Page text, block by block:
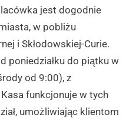
jest dogodnie
w pobliżu
i Skłodowskiej-Curie.
poniedziałku do piątku w
od 9:00), z
funkcjonuje w tych
umożliwiając klientom